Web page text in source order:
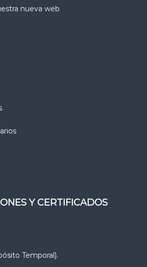
nueva web
Y CERTIFICADOS
Temporal).